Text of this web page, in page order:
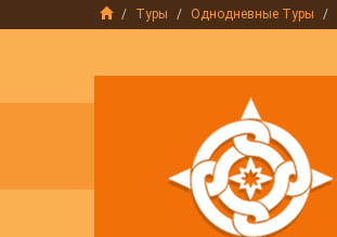
Туры Однодневные Туры